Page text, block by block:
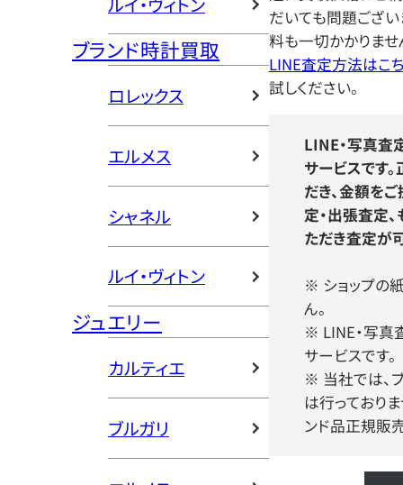
ブランド時計買取
ロレックス
エルメス
シャネル
ルイ・ヴィトン
ジュエリー
カルティエ
ブルガリ
だいても問題ござい
料も一切かかりませ
LINE査定方法はこ
試しください。
LINE・写真査
サービスです
だき、金額を
定・出張査定
ただき査定が
※ ショップの
ん。
※ LINE・写真
サービスです。
※ 当社では、
は行っており
ンド品正規販